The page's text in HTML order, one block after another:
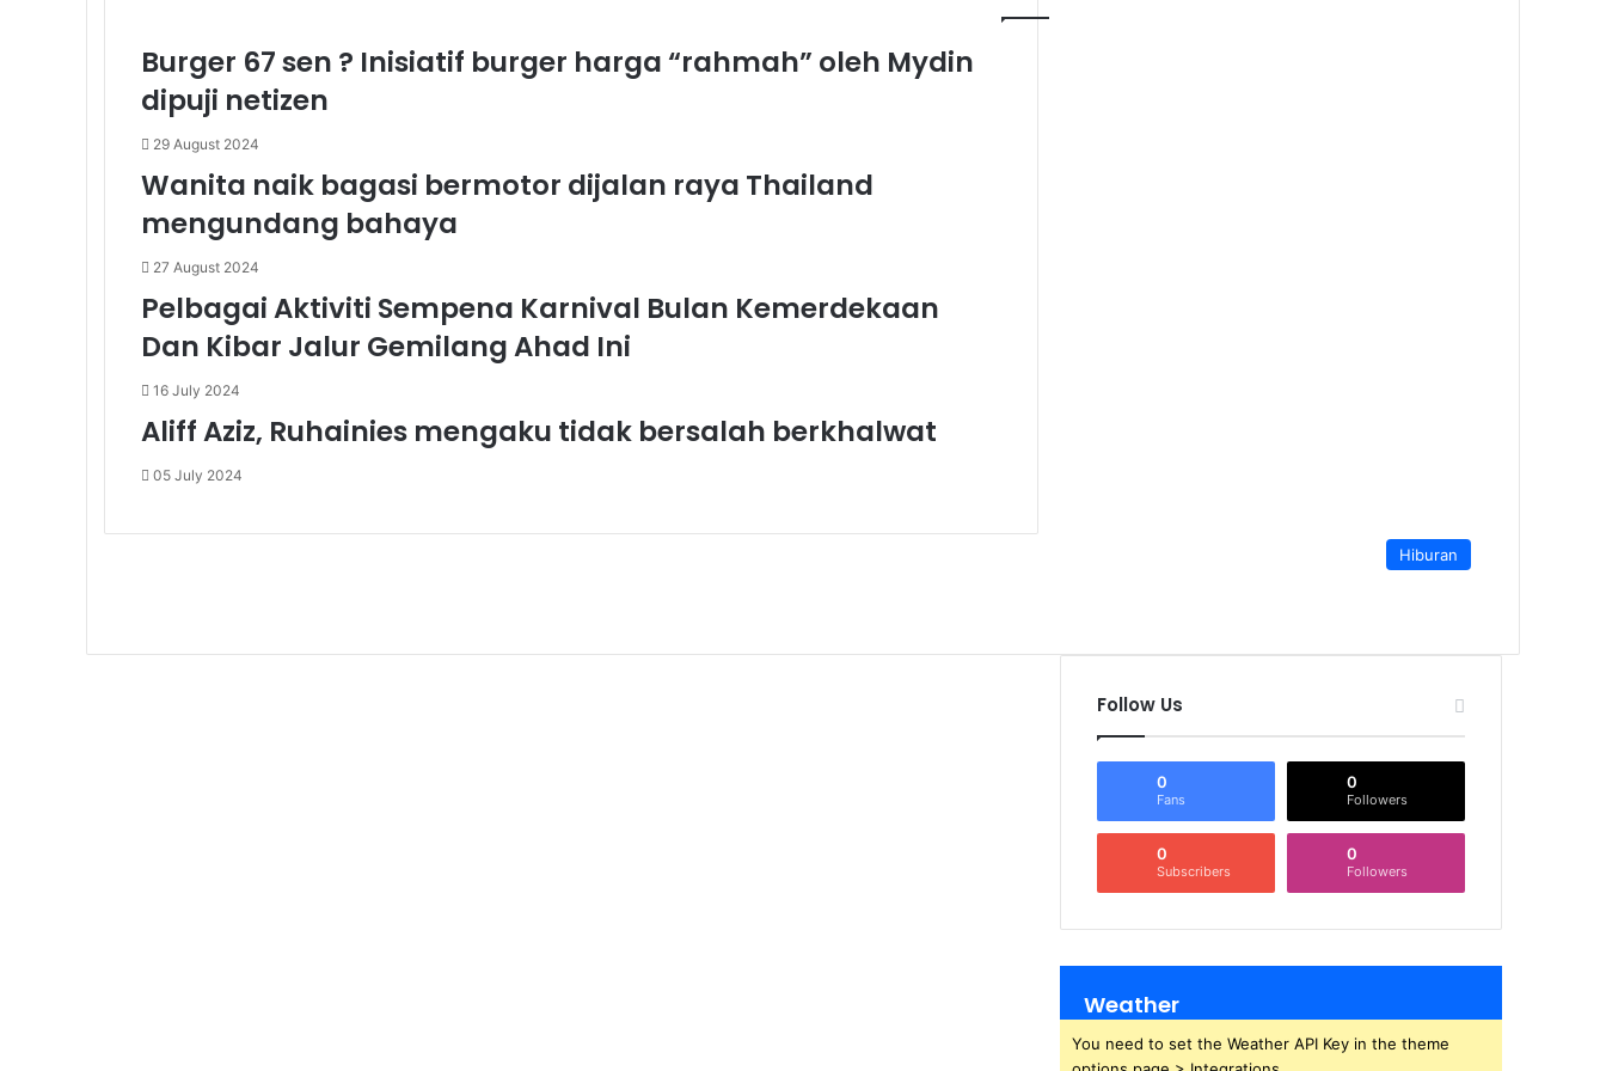
Burger 67 sen ? Inisiatif burger harga “rahmah” oleh Mydin
dipuji netizen
29 August 2024
Wanita naik bagasi bermotor dijalan raya Thailand
mengundang bahaya
27 August 2024
Pelbagai Aktiviti Sempena Karnival Bulan Kemerdekaan
Dan Kibar Jalur Gemilang Ahad Ini
16 July 2024
Aliff Aziz, Ruhainies mengaku tidak bersalah berkhalwat
05 July 2024
Hiburan
Follow Us
0
Fans
0
Followers
0
Subscribers
0
Followers
Weather
You need to set the Weather API Key in the theme